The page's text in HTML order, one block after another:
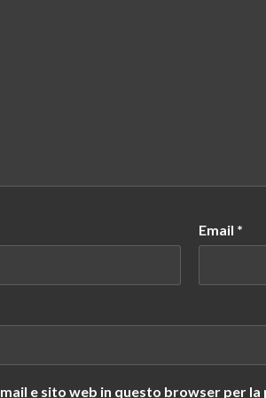
Email *
e sito web in questo browser per